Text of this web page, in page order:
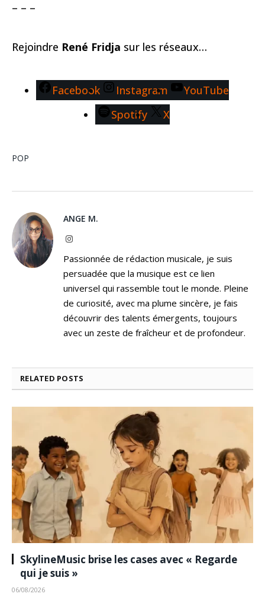
– – –
Rejoindre René Fridja sur les réseaux…
Facebook Instagram
YouTube
Spotify
X
POP
ANGE M.
Instagram
Passionnée de rédaction musicale, je suis
persuadée que la musique est ce lien
universel qui rassemble tout le monde. Pleine
de curiosité, avec ma plume sincère, je fais
découvrir des talents émergents, toujours
avec un zeste de fraîcheur et de profondeur.
RELATED POSTS
SkylineMusic brise les cases avec « Regarde
qui je suis »
06/08/2026